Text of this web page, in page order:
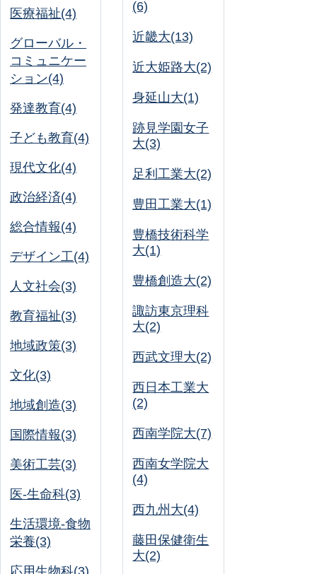
医療福祉(4)
グローバル・
コミュニケー
ション(4)
発達教育(4)
子ども教育(4)
現代文化(4)
政治経済(4)
総合情報(4)
デザイン工(4)
人文社会(3)
教育福祉(3)
地域政策(3)
文化(3)
地域創造(3)
国際情報(3)
美術工芸(3)
医-生命科(3)
生活環境-食物
栄養(3)
応用生物科(3)
(6)
近畿大(13)
近大姫路大(2)
身延山大(1)
跡見学園女子
大(3)
足利工業大(2)
豊田工業大(1)
豊橋技術科学
大(1)
豊橋創造大(2)
諏訪東京理科
大(2)
西武文理大(2)
西日本工業大
(2)
西南学院大(7)
西南女学院大
(4)
西九州大(4)
藤田保健衛生
大(2)